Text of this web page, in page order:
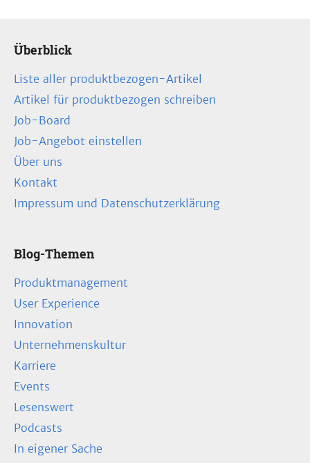
Überblick
Liste aller produktbezogen-Artikel
Artikel für produktbezogen schreiben
Job-Board
Job-Angebot einstellen
Über uns
Kontakt
Impressum und Datenschutzerklärung
Blog-Themen
Produktmanagement
User Experience
Innovation
Unternehmenskultur
Karriere
Events
Lesenswert
Podcasts
In eigener Sache